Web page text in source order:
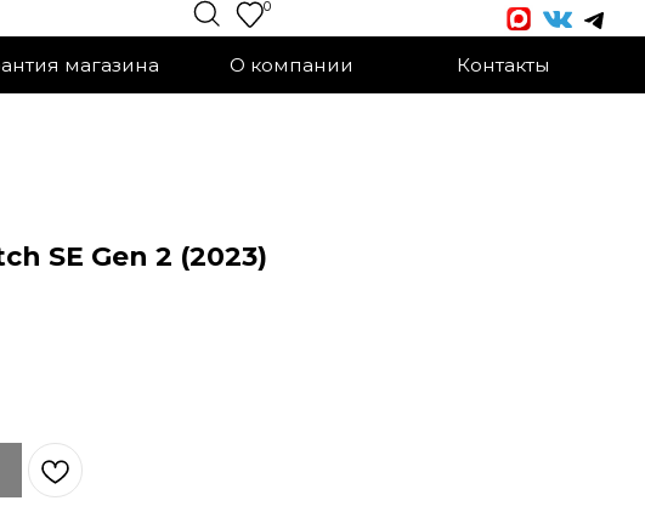
О компании Контакты
SE Gen 2 (2023)